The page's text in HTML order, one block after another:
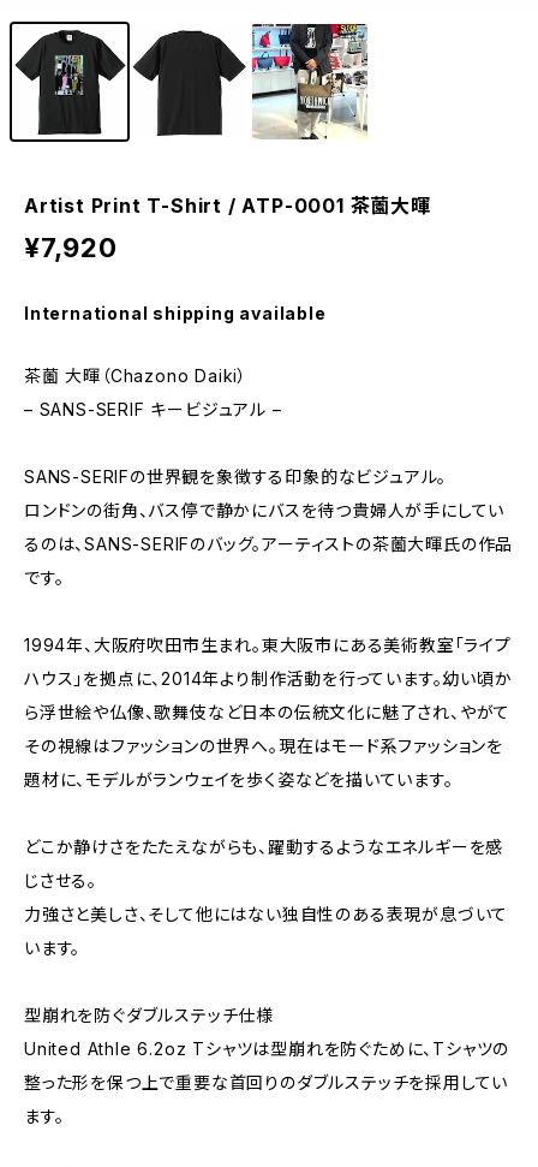
Artist Print T-Shirt / ATP-0001 茶薗大暉
¥7,920
International shipping available
茶薗 大暉（Chazono Daiki）
– SANS-SERIF キービジュアル –
SANS-SERIFの世界観を象徴する印象的なビジュアル。
ロンドンの街角、バス停で静かにバスを待つ貴婦人が手にしてい
るのは、SANS-SERIFのバッグ。アーティストの茶薗大暉氏の作品
です。
1994年、大阪府吹田市生まれ。東大阪市にある美術教室「ライプ
ハウス」を拠点に、2014年より制作活動を行っています。幼い頃か
ら浮世絵や仏像、歌舞伎など日本の伝統文化に魅了され、やがて
その視線はファッションの世界へ。現在はモード系ファッションを
題材に、モデルがランウェイを歩く姿などを描いています。
どこか静けさをたたえながらも、躍動するようなエネルギーを感
じさせる。
力強さと美しさ、そして他にはない独自性のある表現が息づいて
います。
型崩れを防ぐダブルステッチ仕様
United Athle 6.2oz Tシャツは型崩れを防ぐために、Tシャツの
整った形を保つ上で重要な首回りのダブルステッチを採用してい
ます。